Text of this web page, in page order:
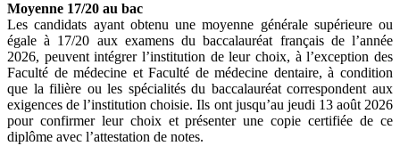
Moyenne 17/20 au bac
Les candidats ayant obtenu une moyenne générale supérieure ou
égale à 17/20 aux examens du baccalauréat français de l’année
2026, peuvent intégrer l’institution de leur choix, à l’exception des
Faculté de médecine et Faculté de médecine dentaire, à condition
que la filière ou les spécialités du baccalauréat correspondent aux
exigences de l’institution choisie. Ils ont jusqu’au jeudi 13 août 2026
pour confirmer leur choix et présenter une copie certifiée de ce
diplôme avec l’attestation de notes.